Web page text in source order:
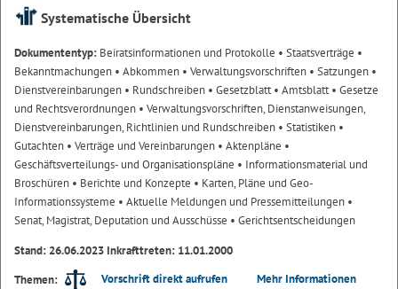
Systematische Übersicht
Dokumententyp: Beiratsinformationen und Protokolle • Staatsverträge •
Bekanntmachungen • Abkommen • Verwaltungsvorschriften • Satzungen •
Dienstvereinbarungen • Rundschreiben • Gesetzblatt• Amtsblatt• Gesetze
und Rechtsverordnungen • Verwaltungsvorschriften, Dienstanweisungen,
Dienstvereinbarungen, Richtlinien und Rundschreiben • Statistiken •
Gutachten • Verträge und Vereinbarungen • Aktenpläne •
Geschäftsverteilungs- und Organisationspläne • Informationsmaterial und
Broschüren • Berichte und Konzepte • Karten, Pläne und Geo-
Informationssysteme • Aktuelle Meldungen und Pressemitteilungen •
Senat, Magistrat, Deputation und Ausschüsse • Gerichtsentscheidungen
Stand: 26.06.2023 Inkrafttreten: 11.01.2000
Themen:
Vorschrift direkt aufrufen Mehr Informationen